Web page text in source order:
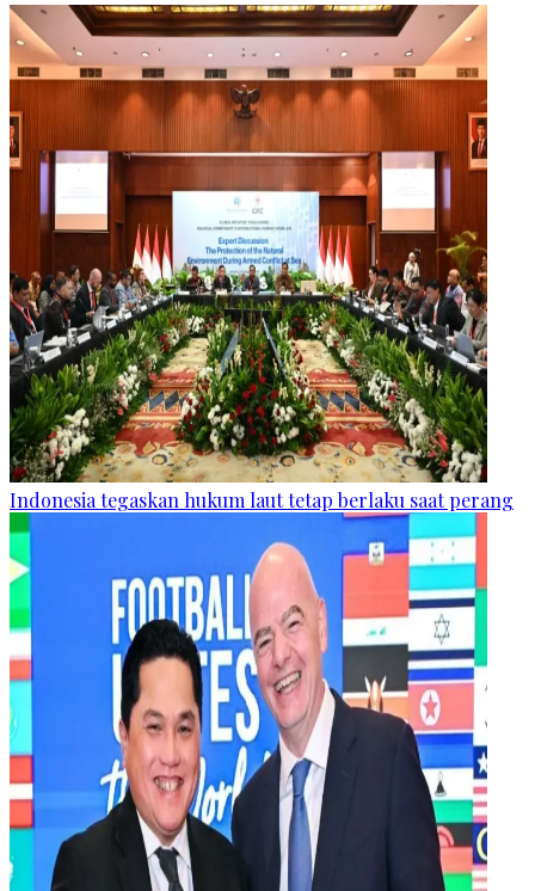
Indonesia tegaskan hukum laut tetap berlaku saat perang